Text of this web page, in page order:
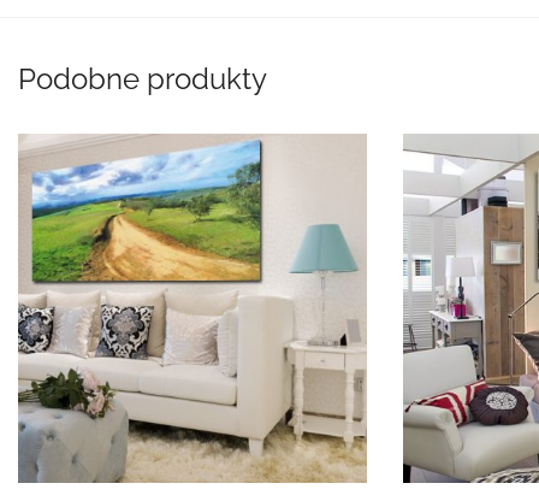
Podobne produkty